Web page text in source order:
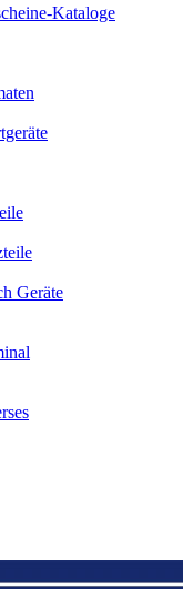
Kataloge
Geräte